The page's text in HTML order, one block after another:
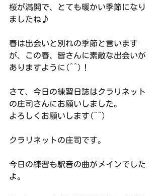
桜が満開で、とても暖かい季節になり
ましたね♪
春は出会いと別れの季節と言います
が、この春、皆さんに素敵な出会いが
ありますように(^^)！
さて、今日の練習日誌はクラリネット
の庄司さんにお願いしました。
よろしくお願いします(^^)
クラリネットの庄司です。
今日の練習も駅音の曲がメインでした
よ。